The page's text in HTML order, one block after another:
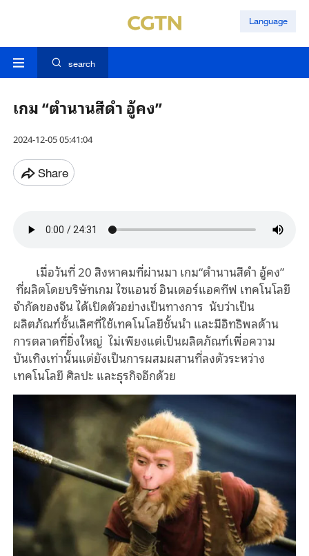
Language
search
เกม “ตํานานสีดํา อู้คง”
2024-12-05 05:41:04
Share
เมื่อวันที่ 20 สิงหาคมที่ผ่านมา เกม“ตํานานสีดํา อู้คง”
ที่ผลิตโดยบริษัทเกม ไซแอนซ์ อินเตอร์แอคทีฟ เทคโนโลยี
จำกัดของจีน ได้เปิดตัวอย่างเป็นทางการ นับว่าเป็น
ผลิตภัณฑ์ชั้นเลิศที่ใช้เทคโนโลยีชั้นนํา และมีอิทธิพลด้าน
การตลาดที่ยิ่งใหญ่ ไม่เพียงแต่เป็นผลิตภัณฑ์เพื่อความ
บันเทิงเท่านั้นแต่ยังเป็นการผสมผสานที่ลงตัวระหว่าง
เทคโนโลยี ศิลปะ และธุรกิจอีกด้วย